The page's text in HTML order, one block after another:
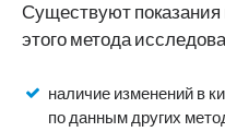
Существуют
этого метода
наличие изменений в
по данным других